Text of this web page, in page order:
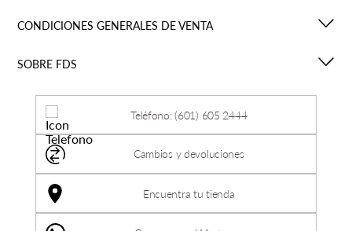
CONDICIONES GENERALES DE VENTA
SOBRE FDS
Teléfono: (601) 605 2444
Cambios y devoluciones
Encuentra tu tienda